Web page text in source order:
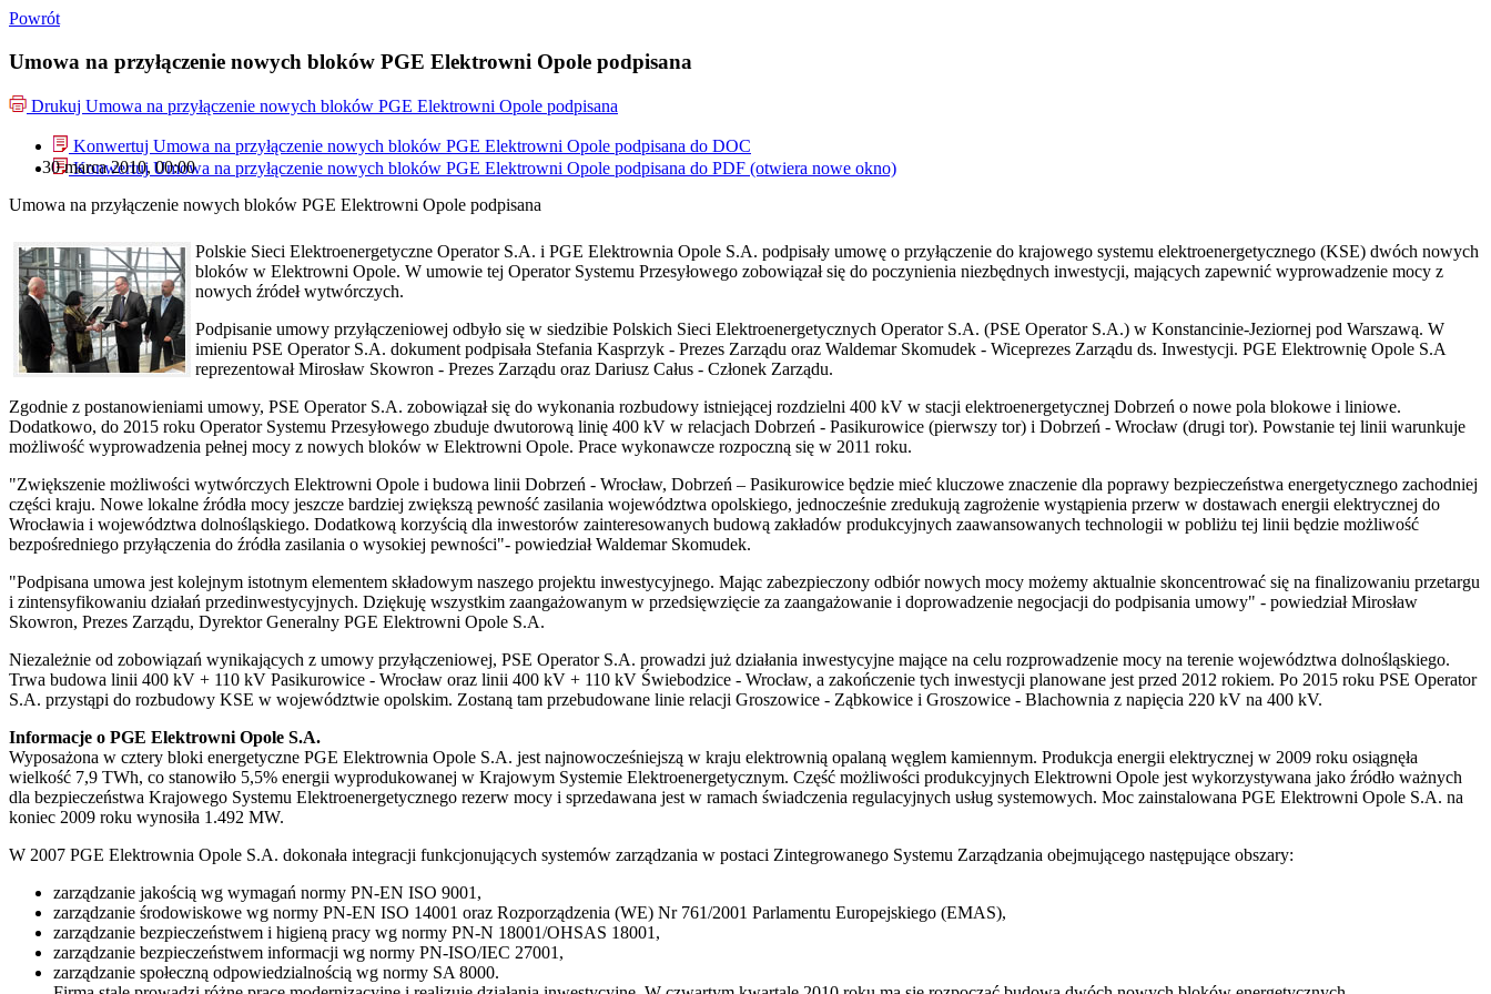
Powrót
Umowa na przyłączenie nowych bloków PGE Elektrowni Opole podpisana
Drukuj Umowa na przyłączenie nowych bloków PGE Elektrowni Opole podpisana
Konwertuj Umowa na przyłączenie nowych bloków PGE Elektrowni Opole podpisana do DOC
Konwertuj Umowa na przyłączenie nowych bloków PGE Elektrowni Opole podpisana do PDF (otwiera nowe okno)
30 marca 2010, 00:00
Umowa na przyłączenie nowych bloków PGE Elektrowni Opole podpisana
Polskie Sieci Elektroenergetyczne Operator S.A. i PGE Elektrownia Opole S.A. podpisały umowę o przyłączenie do krajowego systemu elektroenergetycznego (KSE) dwóch nowych
bloków w Elektrowni Opole. W umowie tej Operator Systemu Przesyłowego zobowiązał się do poczynienia niezbędnych inwestycji, mających zapewnić wyprowadzenie mocy z
nowych źródeł wytwórczych.
Podpisanie umowy przyłączeniowej odbyło się w siedzibie Polskich Sieci Elektroenergetycznych Operator S.A. (PSE Operator S.A.) w Konstancinie-Jeziornej pod Warszawą. W
imieniu PSE Operator S.A. dokument podpisała Stefania Kasprzyk - Prezes Zarządu oraz Waldemar Skomudek - Wiceprezes Zarządu ds. Inwestycji. PGE Elektrownię Opole S.A
reprezentował Mirosław Skowron - Prezes Zarządu oraz Dariusz Całus - Członek Zarządu.
Zgodnie z postanowieniami umowy, PSE Operator S.A. zobowiązał się do wykonania rozbudowy istniejącej rozdzielni 400 kV w stacji elektroenergetycznej Dobrzeń o nowe pola blokowe i liniowe.
Dodatkowo, do 2015 roku Operator Systemu Przesyłowego zbuduje dwutorową linię 400 kV w relacjach Dobrzeń - Pasikurowice (pierwszy tor) i Dobrzeń - Wrocław (drugi tor). Powstanie tej linii warunkuje
możliwość wyprowadzenia pełnej mocy z nowych bloków w Elektrowni Opole. Prace wykonawcze rozpoczną się w 2011 roku.
"Zwiększenie możliwości wytwórczych Elektrowni Opole i budowa linii Dobrzeń - Wrocław, Dobrzeń – Pasikurowice będzie mieć kluczowe znaczenie dla poprawy bezpieczeństwa energetycznego zachodniej
części kraju. Nowe lokalne źródła mocy jeszcze bardziej zwiększą pewność zasilania województwa opolskiego, jednocześnie zredukują zagrożenie wystąpienia przerw w dostawach energii elektrycznej do
Wrocławia i województwa dolnośląskiego. Dodatkową korzyścią dla inwestorów zainteresowanych budową zakładów produkcyjnych zaawansowanych technologii w pobliżu tej linii będzie możliwość
bezpośredniego przyłączenia do źródła zasilania o wysokiej pewności"- powiedział Waldemar Skomudek.
"Podpisana umowa jest kolejnym istotnym elementem składowym naszego projektu inwestycyjnego. Mając zabezpieczony odbiór nowych mocy możemy aktualnie skoncentrować się na finalizowaniu przetargu
i zintensyfikowaniu działań przedinwestycyjnych. Dziękuję wszystkim zaangażowanym w przedsięwzięcie za zaangażowanie i doprowadzenie negocjacji do podpisania umowy" - powiedział Mirosław
Skowron, Prezes Zarządu, Dyrektor Generalny PGE Elektrowni Opole S.A.
Niezależnie od zobowiązań wynikających z umowy przyłączeniowej, PSE Operator S.A. prowadzi już działania inwestycyjne mające na celu rozprowadzenie mocy na terenie województwa dolnośląskiego.
Trwa budowa linii 400 kV + 110 kV Pasikurowice - Wrocław oraz linii 400 kV + 110 kV Świebodzice - Wrocław, a zakończenie tych inwestycji planowane jest przed 2012 rokiem. Po 2015 roku PSE Operator
S.A. przystąpi do rozbudowy KSE w województwie opolskim. Zostaną tam przebudowane linie relacji Groszowice - Ząbkowice i Groszowice - Blachownia z napięcia 220 kV na 400 kV.
Informacje o PGE Elektrowni Opole S.A.
Wyposażona w cztery bloki energetyczne PGE Elektrownia Opole S.A. jest najnowocześniejszą w kraju elektrownią opalaną węglem kamiennym. Produkcja energii elektrycznej w 2009 roku osiągnęła
wielkość 7,9 TWh, co stanowiło 5,5% energii wyprodukowanej w Krajowym Systemie Elektroenergetycznym. Część możliwości produkcyjnych Elektrowni Opole jest wykorzystywana jako źródło ważnych
dla bezpieczeństwa Krajowego Systemu Elektroenergetycznego rezerw mocy i sprzedawana jest w ramach świadczenia regulacyjnych usług systemowych. Moc zainstalowana PGE Elektrowni Opole S.A. na
koniec 2009 roku wynosiła 1.492 MW.
W 2007 PGE Elektrownia Opole S.A. dokonała integracji funkcjonujących systemów zarządzania w postaci Zintegrowanego Systemu Zarządzania obejmującego następujące obszary:
zarządzanie jakością wg wymagań normy PN-EN ISO 9001,
zarządzanie środowiskowe wg normy PN-EN ISO 14001 oraz Rozporządzenia (WE) Nr 761/2001 Parlamentu Europejskiego (EMAS),
zarządzanie bezpieczeństwem i higieną pracy wg normy PN-N 18001/OHSAS 18001,
zarządzanie bezpieczeństwem informacji wg normy PN-ISO/IEC 27001,
zarządzanie społeczną odpowiedzialnością wg normy SA 8000.